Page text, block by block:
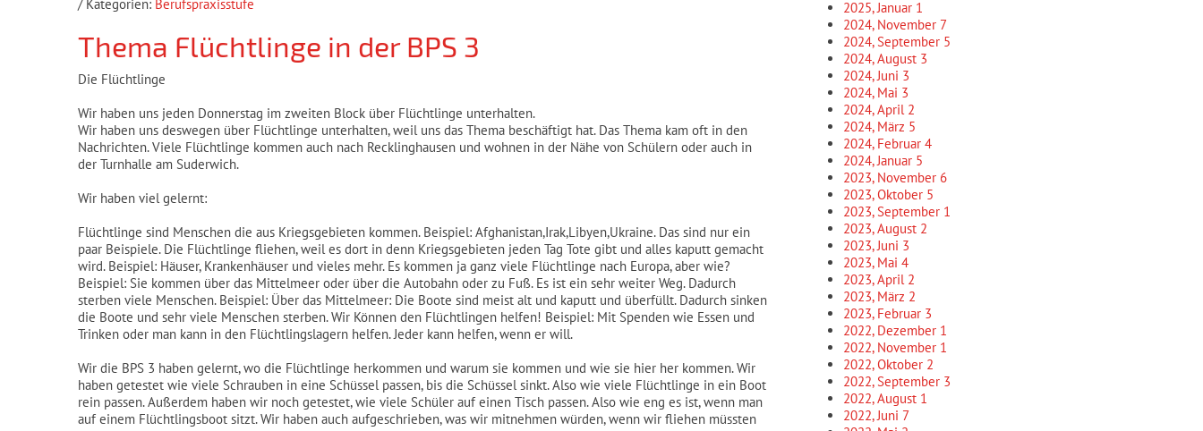
/ Kategorien: Berufspraxisstufe
Thema Flüchtlinge in der BPS 3
Die Flüchtlinge
Wir haben uns jeden Donnerstag im zweiten Block über Flüchtlinge unterhalten.
Wir haben uns deswegen über Flüchtlinge unterhalten, weil uns das Thema beschäftigt hat. Das Thema kam oft in den
Nachrichten. Viele Flüchtlinge kommen auch nach Recklinghausen und wohnen in der Nähe von Schülern oder auch in
der Turnhalle am Suderwich.
Wir haben viel gelernt:
Flüchtlinge sind Menschen die aus Kriegsgebieten kommen. Beispiel: Afghanistan,Irak,Libyen,Ukraine. Das sind nur ein
paar Beispiele. Die Flüchtlinge fliehen, weil es dort in denn Kriegsgebieten jeden Tag Tote gibt und alles kaputt gemacht
wird. Beispiel: Häuser, Krankenhäuser und vieles mehr. Es kommen ja ganz viele Flüchtlinge nach Europa, aber wie?
Beispiel: Sie kommen über das Mittelmeer oder über die Autobahn oder zu Fuß. Es ist ein sehr weiter Weg. Dadurch
sterben viele Menschen. Beispiel: Über das Mittelmeer: Die Boote sind meist alt und kaputt und überfüllt. Dadurch sinken
die Boote und sehr viele Menschen sterben. Wir Können den Flüchtlingen helfen! Beispiel: Mit Spenden wie Essen und
Trinken oder man kann in den Flüchtlingslagern helfen. Jeder kann helfen, wenn er will.
Wir die BPS 3 haben gelernt, wo die Flüchtlinge herkommen und warum sie kommen und wie sie hier her kommen. Wir
haben getestet wie viele Schrauben in eine Schüssel passen, bis die Schüssel sinkt. Also wie viele Flüchtlinge in ein Boot
rein passen. Außerdem haben wir noch getestet, wie viele Schüler auf einen Tisch passen. Also wie eng es ist, wenn man
auf einem Flüchtlingsboot sitzt. Wir haben auch aufgeschrieben, was wir mitnehmen würden, wenn wir fliehen müssten
2025, Januar 1
2024, November 7
2024, September 5
2024, August 3
2024, Juni 3
2024, Mai 3
2024, April 2
2024, März 5
2024, Februar 4
2024, Januar 5
2023, November 6
2023, Oktober 5
2023, September 1
2023, August 2
2023, Juni 3
2023, Mai 4
2023, April 2
2023, März 2
2023, Februar 3
2022, Dezember 1
2022, November 1
2022, Oktober 2
2022, September 3
2022, August 1
2022, Juni 7